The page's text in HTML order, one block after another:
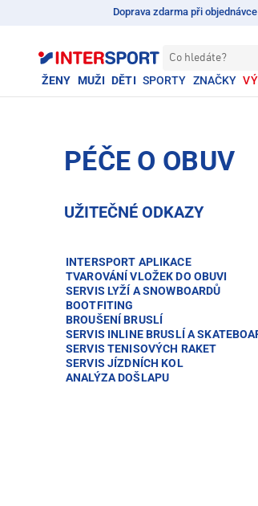
Doprava zdarma při
Co hledáte?
ŽENY MUŽI DĚTI SPORTY ZNAČKY
PÉČE O OBUV
UŽITEČNÉ ODKAZY
INTERSPORT APLIKACE
TVAROVÁNÍ VLOŽEK DO OBUVI
SERVIS LYŽÍ A SNOWBOARDŮ
BOOTFITING
BROUŠENÍ BRUSLÍ
SERVIS INLINE BRUSLÍ A
SERVIS TENISOVÝCH RAKET
SERVIS JÍZDNÍCH KOL
ANALÝZA DOŠLAPU